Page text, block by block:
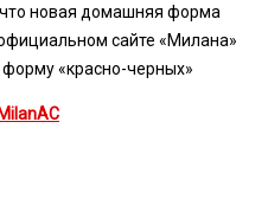
новая домашняя форма
сайте «Милана»
«красно-черных»